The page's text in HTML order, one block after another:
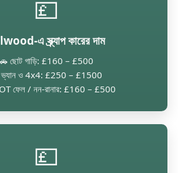
💷
এ স্ক্র্যাপ কারের দাম
ছোট গাড়ি: £160 – £500
ও 4x4: £250 – £1500
ফেল / নন-রানার: £160 – £500
💷